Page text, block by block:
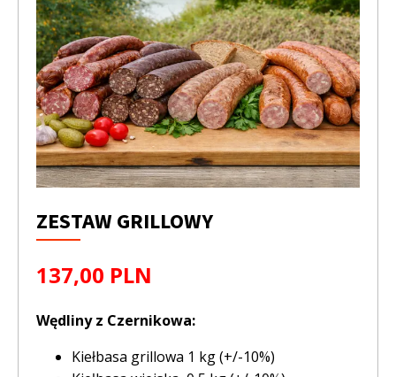
ZESTAW GRILLOWY
137,00 PLN
Wędliny z Czernikowa:
Kiełbasa grillowa 1 kg (+/-10%)